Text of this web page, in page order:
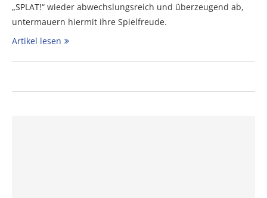
„SPLAT!“ wieder abwechslungsreich und überzeugend ab,
untermauern hiermit ihre Spielfreude.
Artikel lesen